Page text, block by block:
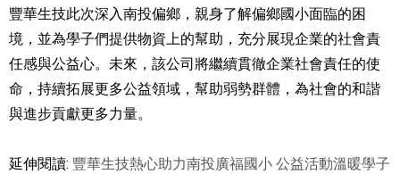
豐華生技此次深入南投偏鄉，親身了解偏鄉國小面臨的困
境，並為學子們提供物資上的幫助，充分展現企業的社會責
任感與公益心。未來，該公司將繼續貫徹企業社會責任的使
命，持續拓展更多公益領域，幫助弱勢群體，為社會的和諧
與進步貢獻更多力量。
延伸閱讀: 豐華生技熱心助力南投廣福國小 公益活動溫暖學子